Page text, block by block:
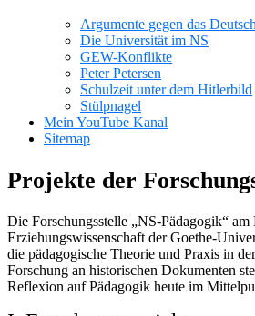
Argumente gegen das
Die Universität im NS
GEW-Konflikte
Peter Petersen
Schulzeit unter dem Hitlerbild
Stülpnagel
Mein YouTube Kanal
Sitemap
Projekte der
Die Forschungsstelle „NS-Pädagogik“ am
Erziehungswissenschaft der Goethe-
die pädagogische Theorie und Praxis in
Forschung an historischen Dokumenten
Reflexion auf Pädagogik heute im